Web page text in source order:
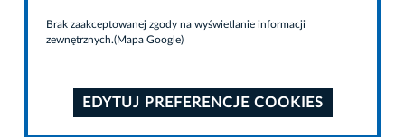
Brak zaakceptowanej zgody na wyświetlanie informacji
zewnętrznych.(Mapa Google)
EDYTUJ PREFERENCJE COOKIES